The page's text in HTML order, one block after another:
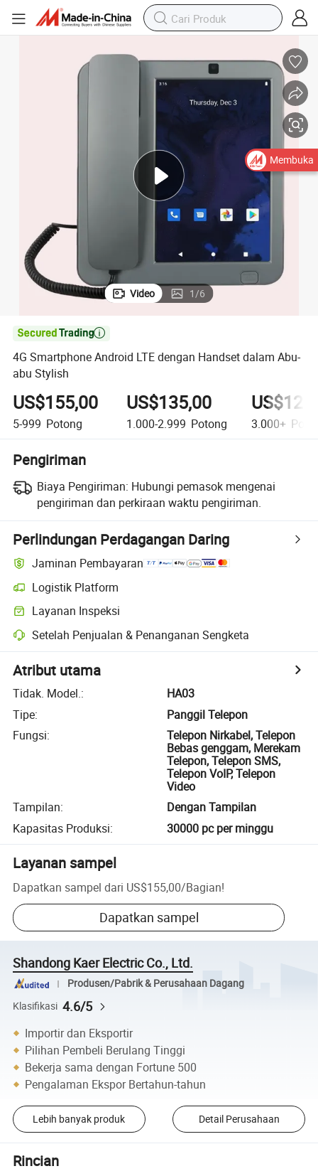
Video 1/6

4G Smartphone Android LTE dengan Handset dalam Abu-
abu Stylish
US$155,00
5-999 Potong
US$135,00
1.000-2.999 Potong 3.000+
Pengiriman
Biaya Pengiriman: Hubungi pemasok mengenai
pengiriman dan perkiraan waktu pengiriman.
Perlindungan Perdagangan Daring
Jaminan Pembayaran
Logistik Platform
Layanan Inspeksi
Setelah Penjualan & Penanganan Sengketa
Atribut utama
Tidak. Model.:
HA03
Tipe:
Panggil Telepon
Fungsi:
Telepon Nirkabel, Telepon
Bebas genggam, Merekam
Telepon, Telepon SMS,
Telepon VoIP, Telepon
Video
Tampilan:
Dengan Tampilan
Kapasitas Produksi: 30000 pc per minggu
Layanan sampel
Dapatkan sampel dari US$155,00/Bagian!
Dapatkan sampel
Shandong Kaer Electric Co., Ltd.
Produsen/Pabrik & Perusahaan Dagang
Klasifikasi 4.6/5
Importir dan Eksportir
Pilihan Pembeli Berulang Tinggi
Bekerja sama dengan Fortune 500
Pengalaman Ekspor Bertahun-tahun
Lebih banyak produk Detail Perusahaan
Rincian
Membuka